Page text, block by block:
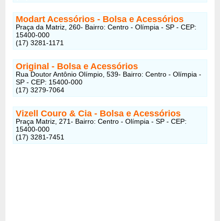
Modart Acessórios - Bolsa e Acessórios
Praça da Matriz, 260- Bairro: Centro - Olímpia - SP - CEP:
15400-000
(17) 3281-1171
Original - Bolsa e Acessórios
Rua Doutor Antônio Olímpio, 539- Bairro: Centro - Olímpia -
SP - CEP: 15400-000
(17) 3279-7064
Vizell Couro & Cia - Bolsa e Acessórios
Praça Matriz, 271- Bairro: Centro - Olímpia - SP - CEP:
15400-000
(17) 3281-7451